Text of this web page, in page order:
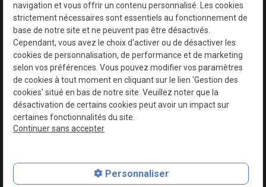
Mentions légales
Politique de
confidentialité
Gestion
des
cookies
Plan du
site
TVA
Intracommunautaire :
BE0749730618
navigation et vous offrir un contenu personnalisé. Les cookies
strictement nécessaires sont essentiels au fonctionnement de
base de notre site et ne peuvent pas être désactivés.
Cependant, vous avez le choix d'activer ou de désactiver les
cookies de personnalisation, de performance et de marketing
selon vos préférences. Vous pouvez modifier vos paramètres
de cookies à tout moment en cliquant sur le lien 'Gestion des
cookies' situé en bas de notre site. Veuillez noter que la
désactivation de certains cookies peut avoir un impact sur
certaines fonctionnalités du site.
Continuer sans accepter
Personnaliser